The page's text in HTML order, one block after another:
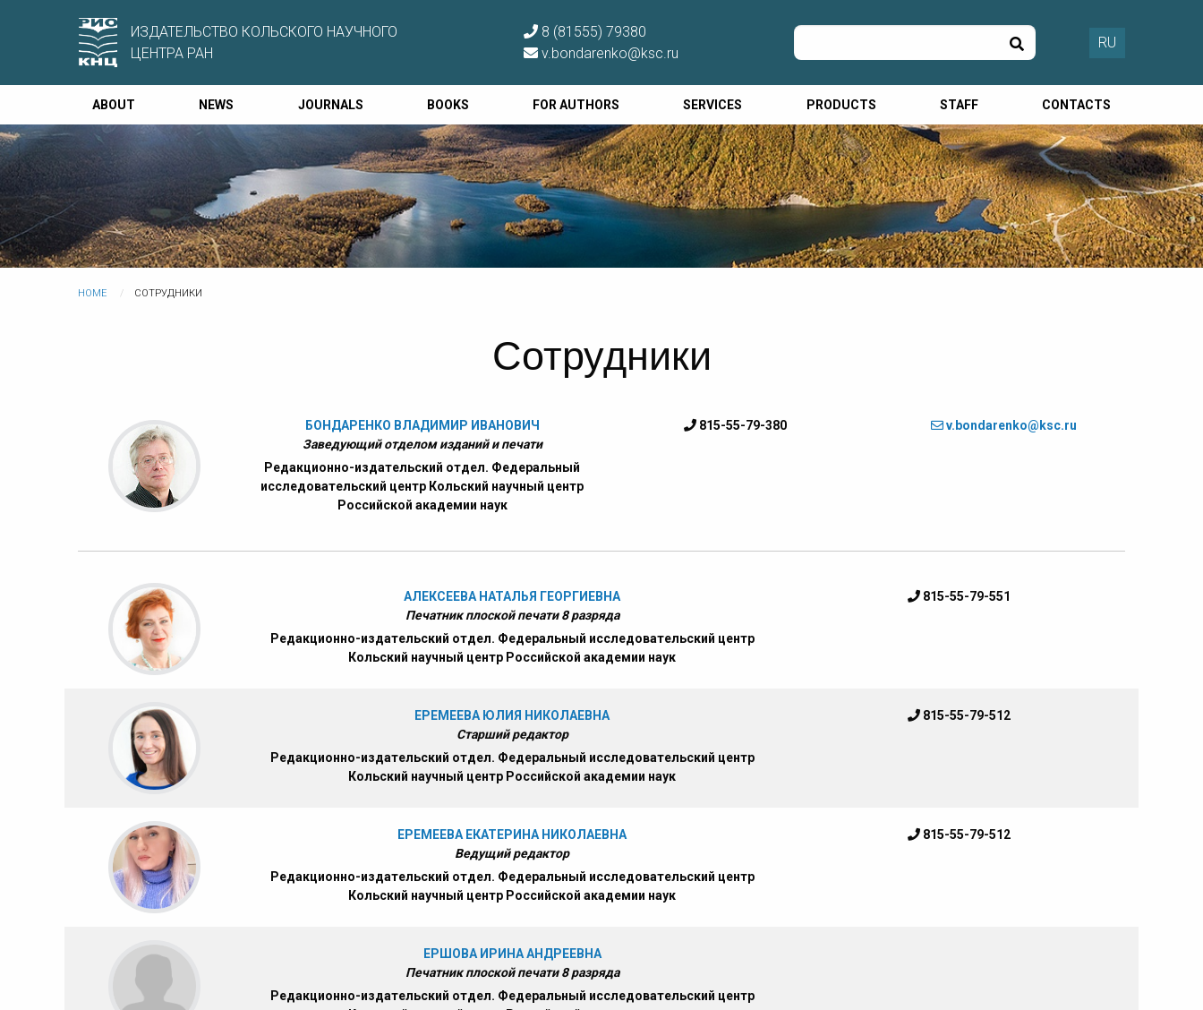
ИЗДАТЕЛЬСТВО КОЛЬСКОГО НАУЧНОГО
ЦЕНТРА РАН
8 (81555) 79380
v.bondarenko@ksc.ru
RU
ABOUT NEWS JOURNALS BOOKS FOR AUTHORS SERVICES PRODUCTS STAFF CONTACTS
HOME СОТРУДНИКИ
Сотрудники
БОНДАРЕНКО ВЛАДИМИР ИВАНОВИЧ
Заведующий отделом изданий и печати
Редакционно-издательский отдел. Федеральный
исследовательский центр Кольский научный центр
Российской академии наук
815-55-79-380 v.bondarenko@ksc.ru
АЛЕКСЕЕВА НАТАЛЬЯ ГЕОРГИЕВНА
Печатник плоской печати 8 разряда
Редакционно-издательский отдел. Федеральный исследовательский центр
Кольский научный центр Российской академии наук
815-55-79-551
ЕРЕМЕЕВА ЮЛИЯ НИКОЛАЕВНА
Старший редактор
Редакционно-издательский отдел. Федеральный исследовательский центр
Кольский научный центр Российской академии наук
815-55-79-512
ЕРЕМЕЕВА ЕКАТЕРИНА НИКОЛАЕВНА
Ведущий редактор
Редакционно-издательский отдел. Федеральный исследовательский центр
Кольский научный центр Российской академии наук
815-55-79-512
ЕРШОВА ИРИНА АНДРЕЕВНА
Печатник плоской печати 8 разряда
Редакционно-издательский отдел. Федеральный исследовательский центр